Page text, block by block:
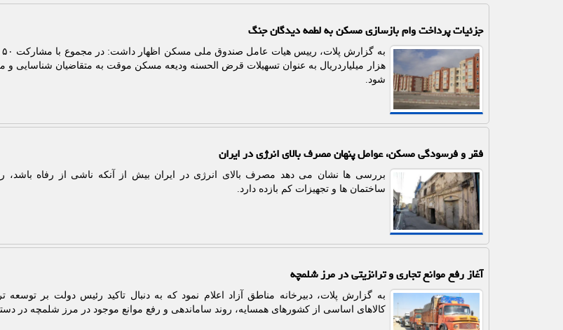
جزئیات پرداخت وام بازسازی مسکن به لطمه دیدگان جنگ
هزار میلیاردریال به عنوان تسهیلات قرض الحسنه ودیعه مسکن موقت به متقاضیان شناسایی
شود.
فقر و فرسودگی مسکن، عوامل پنهان مصرف بالای انرژی در ایران
بررسی ها نشان می دهد مصرف بالای انرژی در ایران بیش از آنکه ناشی از رفاه باشد،
ساختمان ها و تجهیزات کم بازده دارد.
آغاز رفع موانع تجاری و ترانزیتی در مرز شلمچه
به گزارش پلات، دبیرخانه مناطق آزاد اعلام نمود که به دنبال تاکید رئیس دولت بر توسعه
کالاهای اساسی از کشورهای همسایه، روند ساماندهی و رفع موانع موجود در مرز شلمچه در